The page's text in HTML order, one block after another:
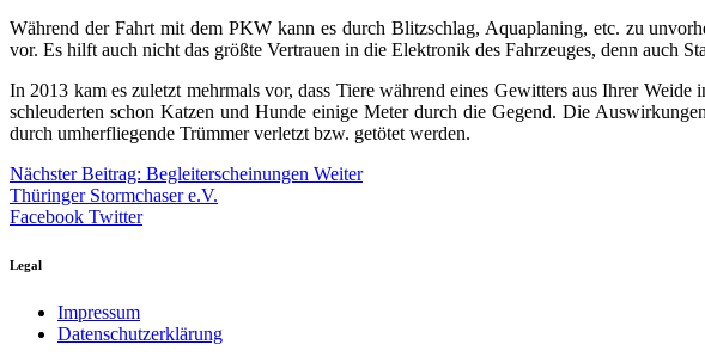
Während der Fahrt mit dem PKW kann es durch Blitzschlag, Aquaplaning, etc. zu
vor. Es hilft auch nicht das größte Vertrauen in die Elektronik des Fahrzeuges, denn auch
In 2013 kam es zuletzt mehrmals vor, dass Tiere während eines Gewitters aus Ihrer
schleuderten schon Katzen und Hunde einige Meter durch die Gegend. Die
durch umherfliegende Trümmer verletzt bzw. getötet werden.
Nächster Beitrag: Begleiterscheinungen Weiter
Thüringer Stormchaser e.V.
Facebook Twitter
Legal
Impressum
Datenschutzerklärung